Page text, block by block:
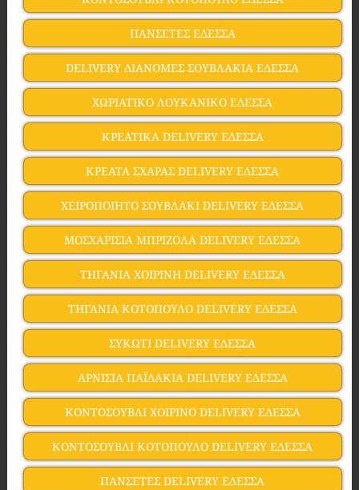
ΠΑΝΣΕΤΕΣ ΕΔΕΣΣΑ
DELIVERY ΔΙΑΝΟΜΕΣ ΣΟΥΒΛΑΚΙΑ ΕΔΕΣΣΑ
ΧΩΡΙΑΤΙΚΟ ΛΟΥΚΑΝΙΚΟ ΕΔΕΣΣΑ
ΚΡΕΑΤΙΚΑ DELIVERY ΕΔΕΣΣΑ
ΚΡΕΑΤΑ ΣΧΑΡΑΣ DELIVERY ΕΔΕΣΣΑ
ΧΕΙΡΟΠΟΙΗΤΟ ΣΟΥΒΛΑΚΙ DELIVERY ΕΔΕΣΣΑ
ΜΟΣΧΑΡΙΣΙΑ ΜΠΡΙΖΟΛΑ DELIVERY ΕΔΕΣΣΑ
ΤΗΓΑΝΙΑ ΧΟΙΡΙΝΗ DELIVERY ΕΔΕΣΣΑ
ΤΗΓΑΝΙΑ ΚΟΤΟΠΟΥΛΟ DELIVERY ΕΔΕΣΣΑ
ΣΥΚΩΤΙ DELIVERY ΕΔΕΣΣΑ
ΑΡΝΙΣΙΑ ΠΑΪΔΑΚΙΑ DELIVERY ΕΔΕΣΣΑ
ΚΟΝΤΟΣΟΥΒΛΙ ΧΟΙΡΙΝΟ DELIVERY ΕΔΕΣΣΑ
ΚΟΝΤΟΣΟΥΒΛΙ ΚΟΤΟΠΟΥΛΟ DELIVERY ΕΔΕΣΣΑ
ΠΑΝΣΕΤΕΣ DELIVERY ΕΔΕΣΣΑ